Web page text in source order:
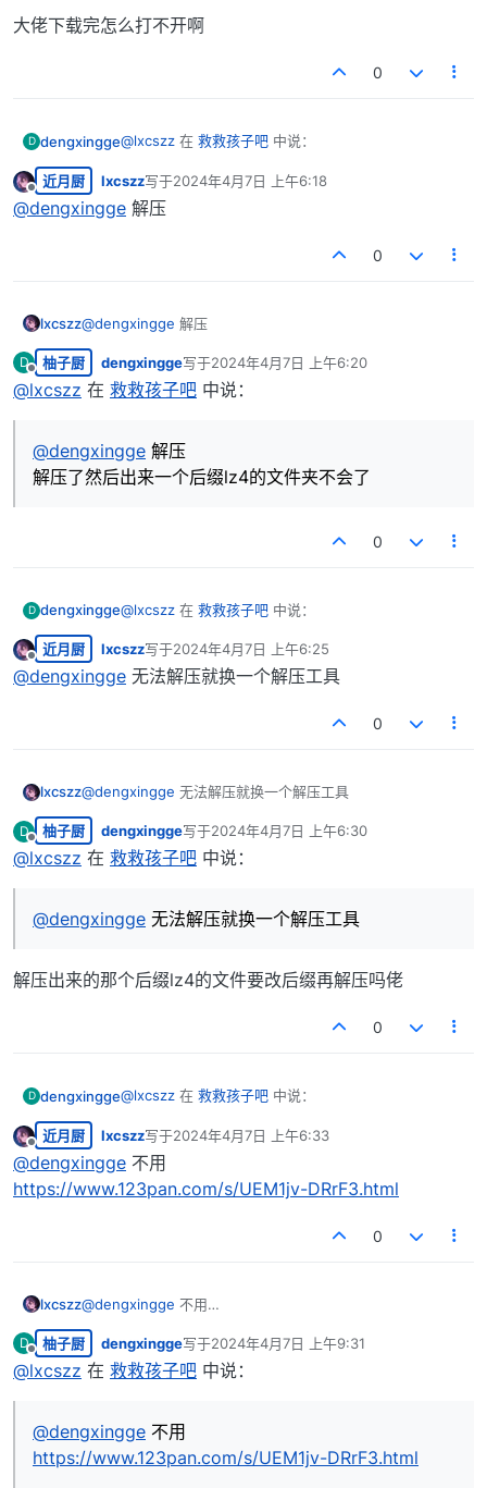
大佬下载完怎么打不开啊
0
D dengxingge@lxcszz 在 救救孩子吧 中说：
@dengxingge
离线
近月厨 lxcszz写于2024年4月7日 上午6:18
最后由 编辑
@dengxingge 解压
0
lxcszz@dengxingge 解压
D
离线
柚子厨 dengxingge写于2024年4月7日 上午6:20
最后由 编辑
@lxcszz 在 救救孩子吧 中说：
@dengxingge 解压
解压了然后出来一个后缀lz4的文件夹不会了
0
D dengxingge@lxcszz 在 救救孩子吧 中说：
@dengxingge 解压
解压了然后出来一个后缀lz4的文件夹不会了
离线
近月厨 lxcszz写于2024年4月7日 上午6:25
最后由 编辑
@dengxingge 无法解压就换一个解压工具
0
lxcszz@dengxingge 无法解压就换一个解压工具
D
离线
柚子厨 dengxingge写于2024年4月7日 上午6:30
最后由 编辑
@lxcszz 在 救救孩子吧 中说：
@dengxingge 无法解压就换一个解压工具
解压出来的那个后缀lz4的文件要改后缀再解压吗佬
0
D dengxingge@lxcszz 在 救救孩子吧 中说：
@dengxingge
离线
近月厨 lxcszz写于2024年4月7日 上午6:33
最后由 编辑
@dengxingge 不用
https://www.123pan.com/s/UEM1jv-DRrF3.html
0
lxcszz@dengxingge 不用
D
离线
柚子厨 dengxingge写于2024年4月7日 上午9:31
最后由 编辑
@lxcszz 在 救救孩子吧 中说：
@dengxingge 不用
https://www.123pan.com/s/UEM1jv-DRrF3.html